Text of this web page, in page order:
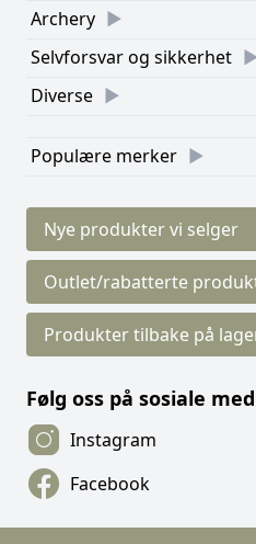
Archery
Selvforsvar og sikkerhet
Diverse
Populære merker
Nye produkter vi selger
Outlet/rabatterte
Produkter tilbake på
Følg oss på sosiale
Instagram
Facebook